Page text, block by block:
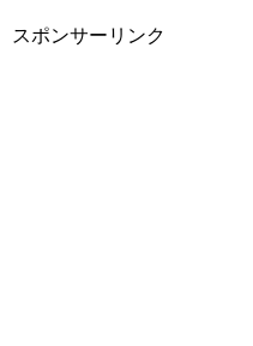
スポンサーリンク